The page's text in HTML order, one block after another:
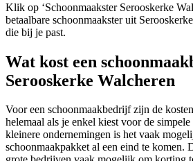
Klik op ‘Schoonmaakster Serooskerke
betaalbare schoonmaakster uit
die bij je past.
Wat kost een
Serooskerke Walcheren
Voor een schoonmaakbedrijf zijn de
helemaal als je enkel kiest voor de
kleinere ondernemingen is het vaak
schoonmaakpakket al een eind te komen.